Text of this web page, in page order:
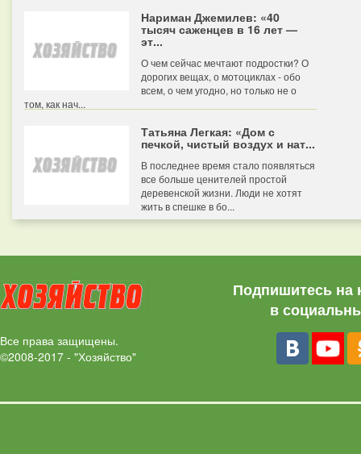
Нариман Джемилев: «40
тысяч саженцев в 16 лет —
эт...
О чем сейчас мечтают подростки? О
дорогих вещах, о мотоциклах - обо
всем, о чем угодно, но только не о
том, как нач...
Татьяна Легкая: «Дом с
печкой, чистый воздух и нат...
В последнее время стало появляться
все больше ценителей простой
деревенской жизни. Люди не хотят
жить в спешке в бо...
Все права защищены.
©2008-2017 - "Хозяйство"
Подпишитесь на
в